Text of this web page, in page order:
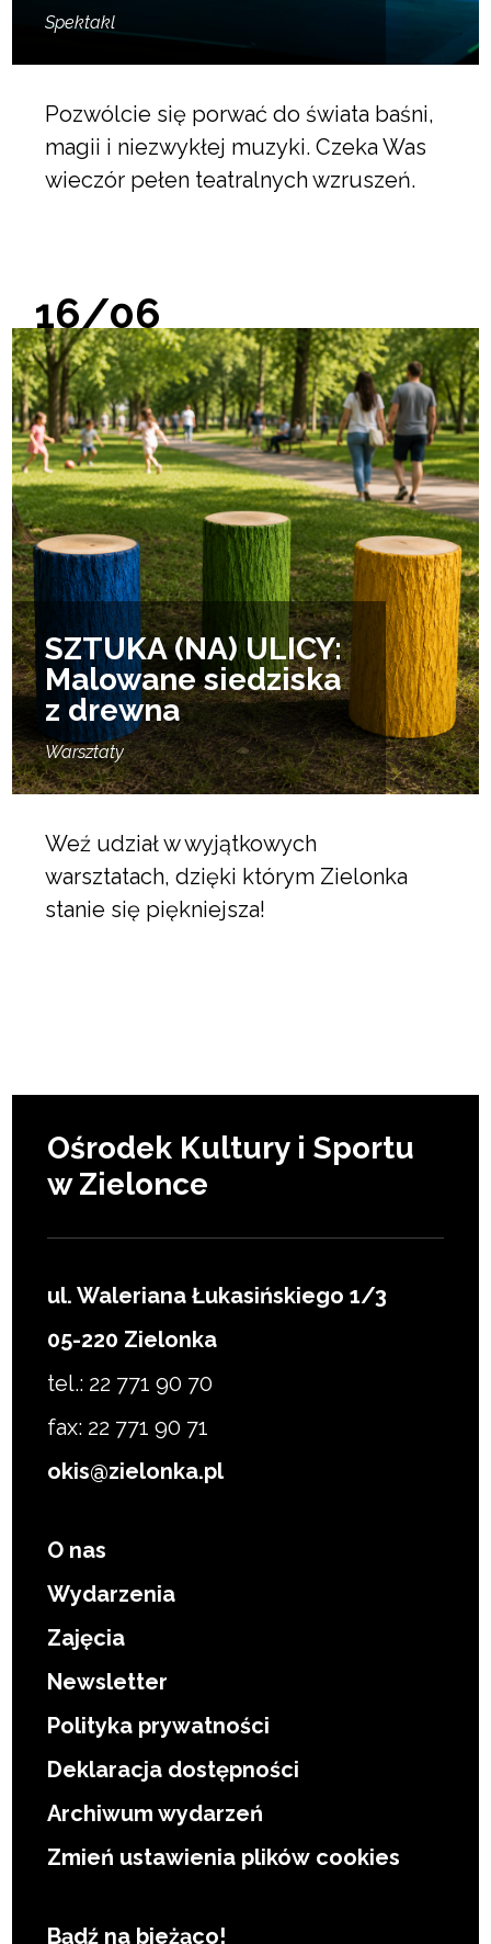
Spektakl
Pozwólcie się porwać do świata baśni,
magii i niezwykłej muzyki. Czeka Was
wieczór pełen teatralnych wzruszeń.
16/06
SZTUKA (NA) ULICY:
Malowane siedziska
z drewna
Warsztaty
Weź udział w wyjątkowych
warsztatach, dzięki którym Zielonka
stanie się piękniejsza!
Ośrodek Kultury i Sportu
w Zielonce
ul. Waleriana Łukasińskiego 1/3
05-220 Zielonka
tel.: 22 771 90 70
fax: 22 771 90 71
okis@zielonka.pl
O nas
Wydarzenia
Zajęcia
Newsletter
Polityka prywatności
Deklaracja dostępności
Archiwum wydarzeń
Zmień ustawienia plików cookies
Bądź na bieżąco!